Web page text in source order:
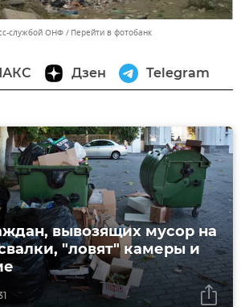
службой ОНФ Перейти в фотобанк
Дзен Telegram
вывозящих мусор на
"ловят" камеры и